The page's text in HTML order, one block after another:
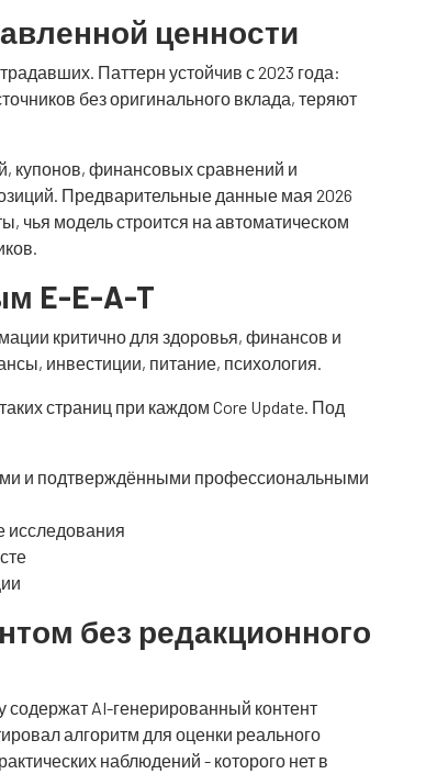
ценности
Паттерн устойчив с 2023 года:
без оригинального вклада, теряют
купонов, финансовых сравнений и
Предварительные данные мая 2026
чья модель строится на автоматическом
E-E-A-T
критично для здоровья, финансов и
инвестиции, питание, психология.
страниц при каждом Core Update. Под
и подтверждёнными профессиональными
исследования
без редакционного
содержат AI-генерированный контент
алгоритм для оценки реального
наблюдений - которого нет в